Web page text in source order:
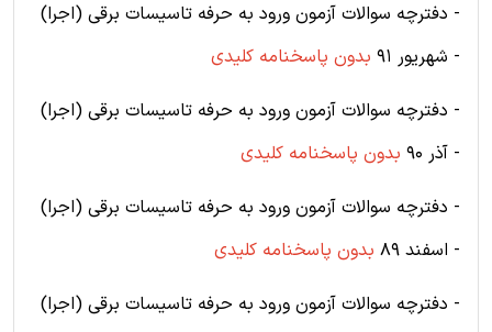
- دفترچه سوالات آزمون ورود به حرفه تاسیسات برقی (اجرا)
- شهریور 91
بدون پاسخنامه کلیدی
- دفترچه سوالات آزمون ورود به حرفه تاسیسات برقی (اجرا)
- آذر 90
بدون پاسخنامه کلیدی
- دفترچه سوالات آزمون ورود به حرفه تاسیسات برقی (اجرا)
- اسفند 89
بدون پاسخنامه کلیدی
- دفترچه سوالات آزمون ورود به حرفه تاسیسات برقی (اجرا)